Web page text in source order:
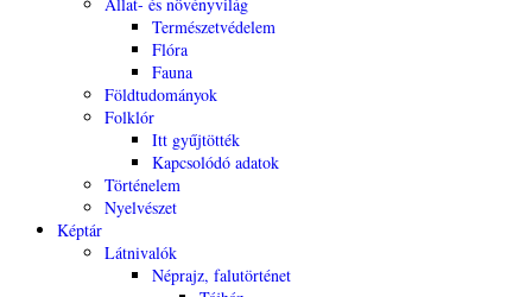
Természetvédelem
Flóra
Fauna
Földtudományok
Folklór
Itt gyűjtötték
Kapcsolódó adatok
Történelem
Nyelvészet
Képtár
Látnivalók
Néprajz, falutörténet